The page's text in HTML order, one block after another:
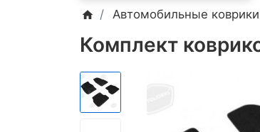
Автомобильные коврики
Комплект